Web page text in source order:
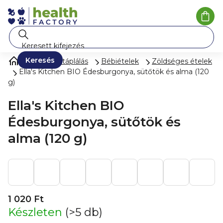
tartalomhoz
Keresés
Gyermektáplálás Bébiételek
Zöldséges ételek
Ella's Kitchen BIO Édesburgonya, sütőtök és alma (120
g)
Ella's Kitchen BIO
Édesburgonya, sütőtök és
alma (120 g)
1 020 Ft
Készleten (>5 db)